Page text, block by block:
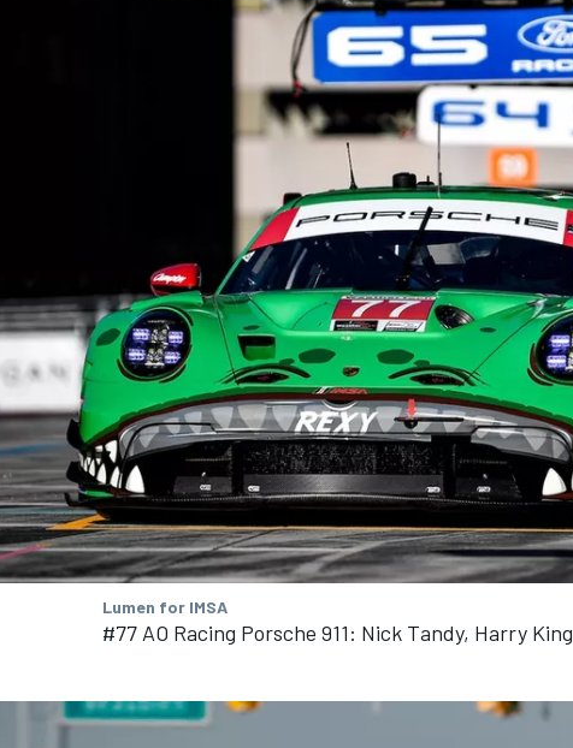
Lumen for IMSA
#77 AO Racing Porsche 911: Nick Tandy, Harry King